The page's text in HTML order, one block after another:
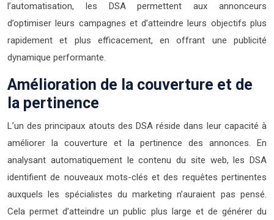
l’automatisation, les DSA permettent aux annonceurs
d’optimiser leurs campagnes et d’atteindre leurs objectifs plus
rapidement et plus efficacement, en offrant une publicité
dynamique performante.
Amélioration de la couverture et de
la pertinence
L’un des principaux atouts des DSA réside dans leur capacité à
améliorer la couverture et la pertinence des annonces. En
analysant automatiquement le contenu du site web, les DSA
identifient de nouveaux mots-clés et des requêtes pertinentes
auxquels les spécialistes du marketing n’auraient pas pensé.
Cela permet d’atteindre un public plus large et de générer du